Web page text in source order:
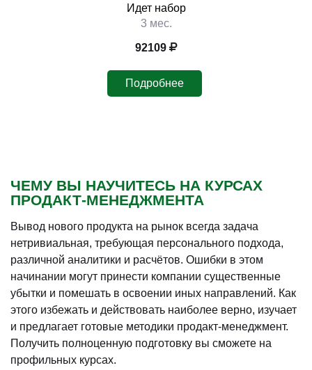
Идет набор
3 мес.
92109
Подробнее
ЧЕМУ ВЫ НАУЧИТЕСЬ НА КУРСАХ
ПРОДАКТ-МЕНЕДЖМЕНТА
Вывод нового продукта на рынок всегда задача
нетривиальная, требующая персонального подхода,
различной аналитики и расчётов. Ошибки в этом
начинании могут принести компании существенные
убытки и помешать в освоении иных направлений. Как
этого избежать и действовать наиболее верно, изучает
и предлагает готовые методики продакт-менеджмент.
Получить полноценную подготовку вы сможете на
профильных курсах.